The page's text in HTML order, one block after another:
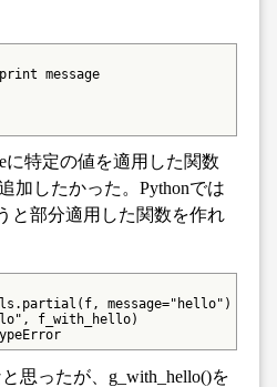
message
に特定の値を適用した関数
加したかった。Pythonでは
と部分適用した関数を作れ
message="hello")
f_with_hello)
思ったが、g_with_hello()を